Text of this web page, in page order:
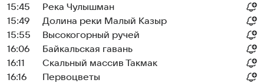
15:45
Река Чулышман
15:49
Долина реки Малый Казыр
15:55
Высокогорный ручей
16:06
Байкальская гавань
16:11
Скальный массив Такмак
16:16
Первоцветы